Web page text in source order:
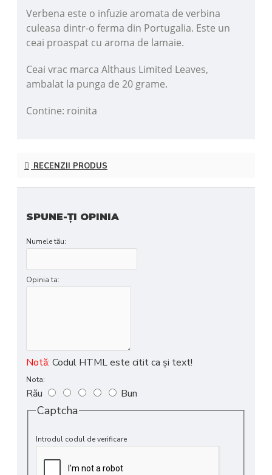
Verbena este o infuzie aromata de verbina
culeasa dintr-o ferma din Portugalia. Este un
ceai proaspat cu aroma de lamaie.
Ceai vrac marca Althaus Limited Leaves,
ambalat la punga de 20 grame.
Contine: roinita
RECENZII PRODUS
SPUNE-ŢI OPINIA
Numele tău:
Opinia ta:
Notă: Codul HTML este citit ca şi text!
Nota:
Rău Bun
Captcha
Introdul codul de verificare